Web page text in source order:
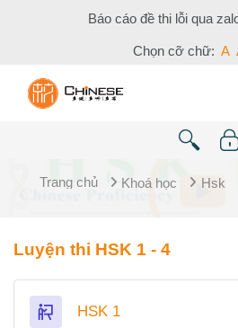
Chuyển tới nội dung chính
Báo cáo đề thi lỗi qua
Chọn cỡ chữ: A
Trang chủ Khoá học Hsk
Tổng quan các chủ đề
Luyện thi HSK 1 - 4
HSK 1